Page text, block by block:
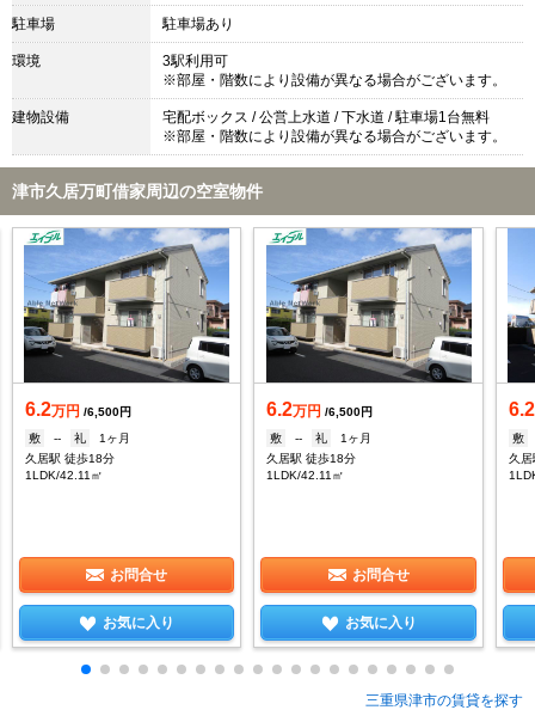
駐車場 駐車場あり
環境
3駅利用可
※部屋・階数により設備が異なる場合がございます。
建物設備
宅配ボックス / 公営上水道 / 下水道 / 駐車場1台無料
※部屋・階数により設備が異なる場合がございます。
津市久居万町借家周辺の空室物件
6.2万円 /6,500円
敷
-- 礼
1ヶ月
久居駅 徒歩18分
1LDK/42.11㎡
お問合せ
お気に入り
6.2万円 /6,500円
敷
-- 礼
1ヶ月
久居駅 徒歩18分
1LDK/42.11㎡
お問合せ
お気に入り
6.2
敷
久
三重県津市の賃貸を探す